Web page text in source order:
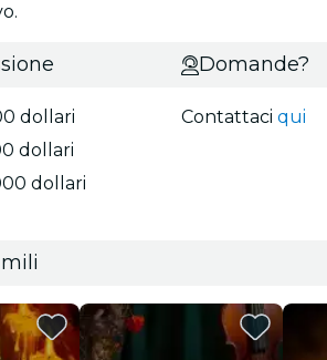
dollari
dollari
dollari
Domande?
Contattaciqui